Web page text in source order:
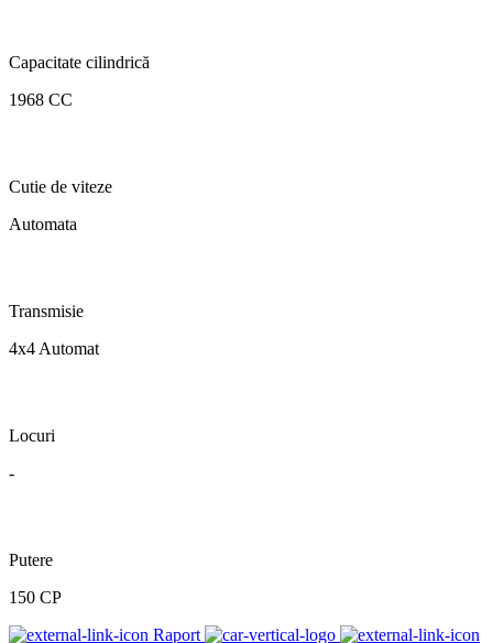
Capacitate cilindrică
1968 CC
Cutie de viteze
Automata
Transmisie
4x4 Automat
Locuri
-
Putere
150 CP
Raport